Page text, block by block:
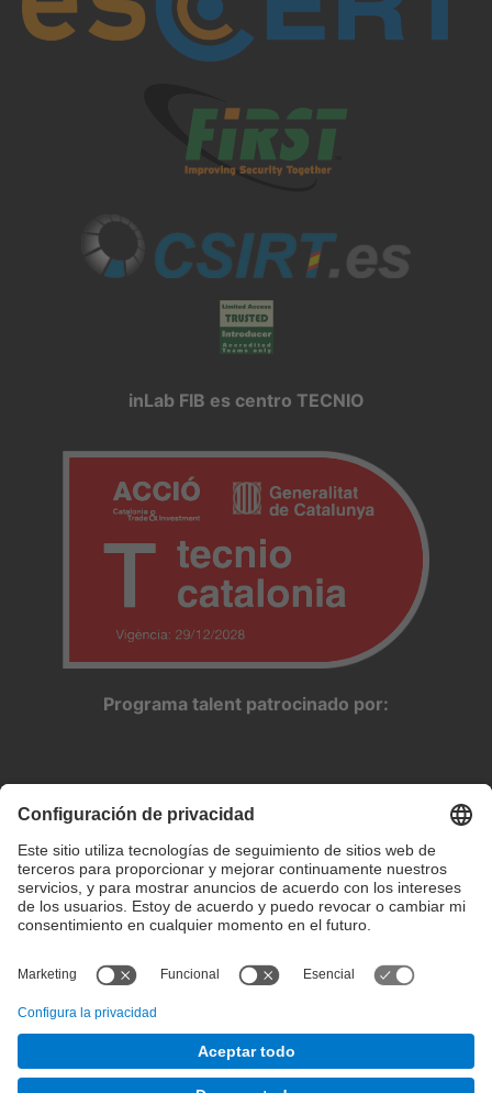
inLab FIB es centro TECNIO
Programa talent patrocinado por:
Configuración de privacidad